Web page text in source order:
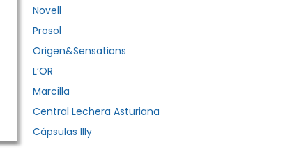
Novell
Prosol
Origen&Sensations
L’OR
Marcilla
Central Lechera Asturiana
Cápsulas Illy